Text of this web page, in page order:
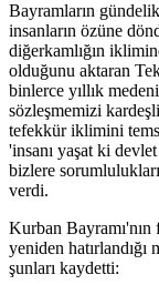
Bayramların
insanların özüne
diğerkamlığın
olduğunu aktaran
binlerce yıllık
sözleşmemizi
tefekkür iklimini
'insanı yaşat ki
bizlere
verdi.
Kurban Bayramı'nın
yeniden
şunları kaydetti: